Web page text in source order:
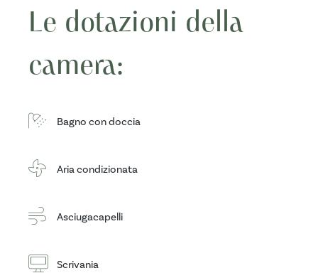
Le dotazioni della
camera:
Bagno con doccia
Aria condizionata
Asciugacapelli
Scrivania